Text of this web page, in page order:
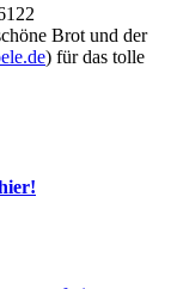
Brot und der
) für das tolle